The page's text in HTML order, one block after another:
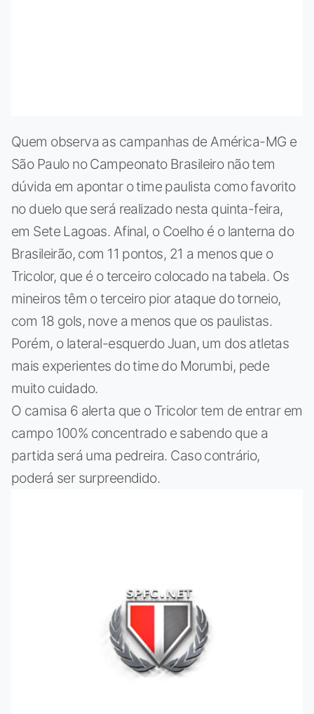
Quem observa as campanhas de América-MG e
São Paulo no Campeonato Brasileiro não tem
dúvida em apontar o time paulista como favorito
no duelo que será realizado nesta quinta-feira,
em Sete Lagoas. Afinal, o Coelho é o lanterna do
Brasileirão, com 11 pontos, 21 a menos que o
Tricolor, que é o terceiro colocado na tabela. Os
mineiros têm o terceiro pior ataque do torneio,
com 18 gols, nove a menos que os paulistas.
Porém, o lateral-esquerdo Juan, um dos atletas
mais experientes do time do Morumbi, pede
muito cuidado.
O camisa 6 alerta que o Tricolor tem de entrar em
campo 100% concentrado e sabendo que a
partida será uma pedreira. Caso contrário,
poderá ser surpreendido.